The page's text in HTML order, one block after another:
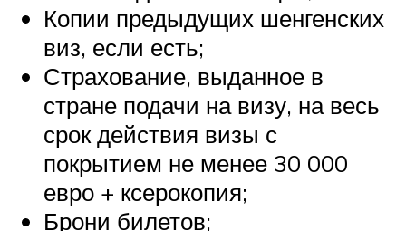
Копии предыдущих шенгенских
виз, если есть;
Страхование, выданное в
стране подачи на визу, на весь
срок действия визы с
покрытием не менее 30 000
евро + ксерокопия;
Брони билетов;